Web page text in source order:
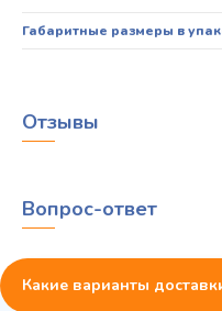
Габаритные размеры в
Отзывы
Вопрос-ответ
Какие варианты